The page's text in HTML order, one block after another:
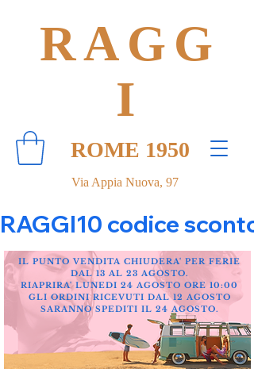
Via Appia Nuova, 97
RAGG
I
ROME 1950
RAGGI10 codice
IL PUNTO VENDITA CHIUDERA' PER FERIE
DAL 13 AL 23 AGOSTO.
RIAPRIRA' LUNEDI 24 AGOSTO ORE 10:00
GLI ORDINI RICEVUTI DAL 12 AGOSTO
SARANNO SPEDITI IL 24 AGOSTO.